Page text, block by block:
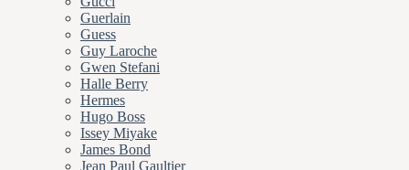
Guerlain
Guess
Guy Laroche
Gwen Stefani
Halle Berry
Hermes
Hugo Boss
Issey Miyake
James Bond
Jean Paul Gaultier